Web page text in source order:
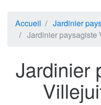
Accueil
Jardinier
Jardinier paysagiste
Jardinier